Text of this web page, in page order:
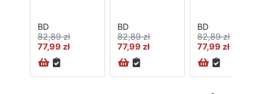
BD
82,89 zł
77,99 zł
BD
82,89 zł
77,99 zł
BD
82,89 zł
77,99 zł